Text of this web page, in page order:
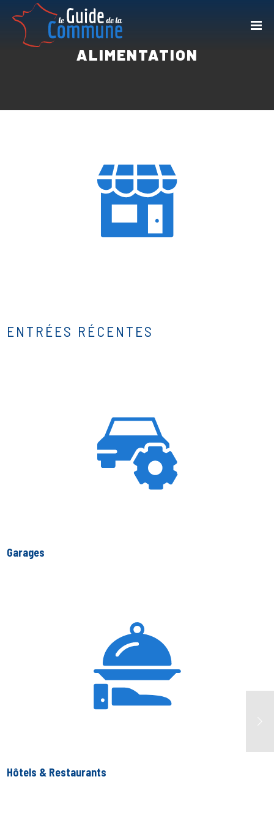
ALIMENTATION
ENTRÉES RÉCENTES
Garages
Hôtels & Restaurants